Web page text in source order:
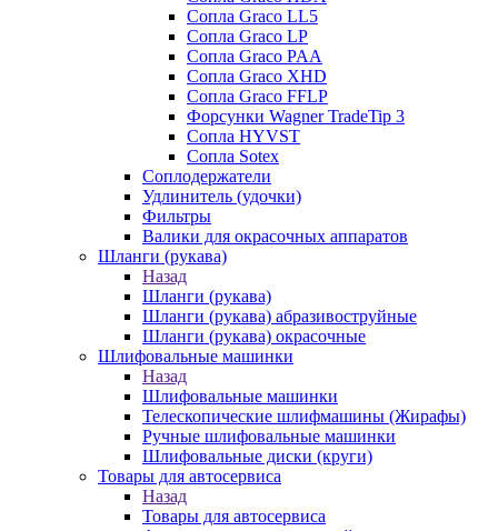
Сопла Graco LL5
Сопла Graco LP
Сопла Graco PAA
Сопла Graco XHD
Сопла Graco FFLP
Форсунки Wagner TradeTip 3
Сопла HYVST
Сопла Sotex
Соплодержатели
Удлинитель (удочки)
Фильтры
Валики для окрасочных аппаратов
Шланги (рукава)
Назад
Шланги (рукава)
Шланги (рукава) абразивоструйные
Шланги (рукава) окрасочные
Шлифовальные машинки
Назад
Шлифовальные машинки
Телескопические шлифмашины (Жирафы)
Ручные шлифовальные машинки
Шлифовальные диски (круги)
Товары для автосервиса
Назад
Товары для автосервиса